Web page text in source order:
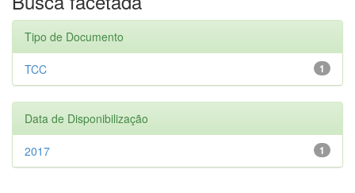
Tipo de Documento
1
TCC
Data de Disponibilização
1
2017